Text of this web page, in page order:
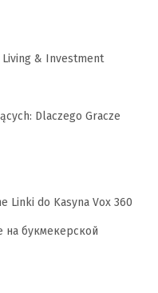
Living & Investment
Dlaczego Gracze
Linki do Kasyna Vox 360
на букмекерской